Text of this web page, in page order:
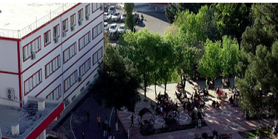
Değerler
Mevzuat
Kanunlar
Yönetmelikler
Yönergeler
Yök Kalite Kurulu Mevzuat Listesi
Batman Üniversitesi Mevzuat Listesi